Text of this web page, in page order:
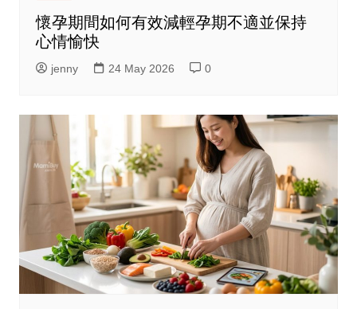
懷孕期間如何有效減輕孕期不適並保持
心情愉快
jenny 24 May 2026 0